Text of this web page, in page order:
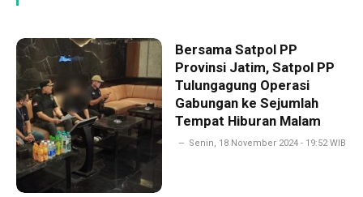
Bersama Satpol PP
Provinsi Jatim, Satpol PP
Tulungagung Operasi
Gabungan ke Sejumlah
Tempat Hiburan Malam
Senin, 18 November 2024 - 19:52 WIB